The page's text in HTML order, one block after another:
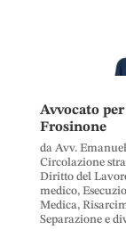
Avvocato
Frosinone
da Avv.
Circolazione
Diritto del
medico,
Medica,
Separazione e